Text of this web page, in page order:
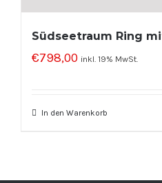
Südseetraum Ring
€798,00 inkl. 19% MwSt.
In den Warenkorb